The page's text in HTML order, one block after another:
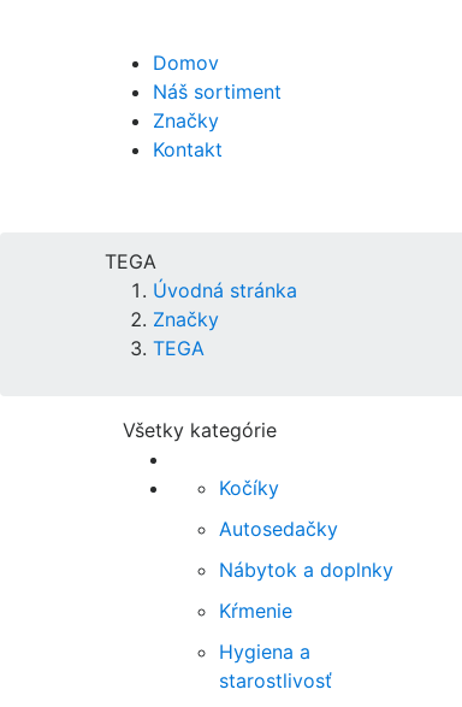
Domov
Náš sortiment
Značky
Kontakt
TEGA
Úvodná stránka
Značky
TEGA
Všetky kategórie
Kočíky
Autosedačky
Nábytok a doplnky
Kŕmenie
Hygiena a
starostlivosť